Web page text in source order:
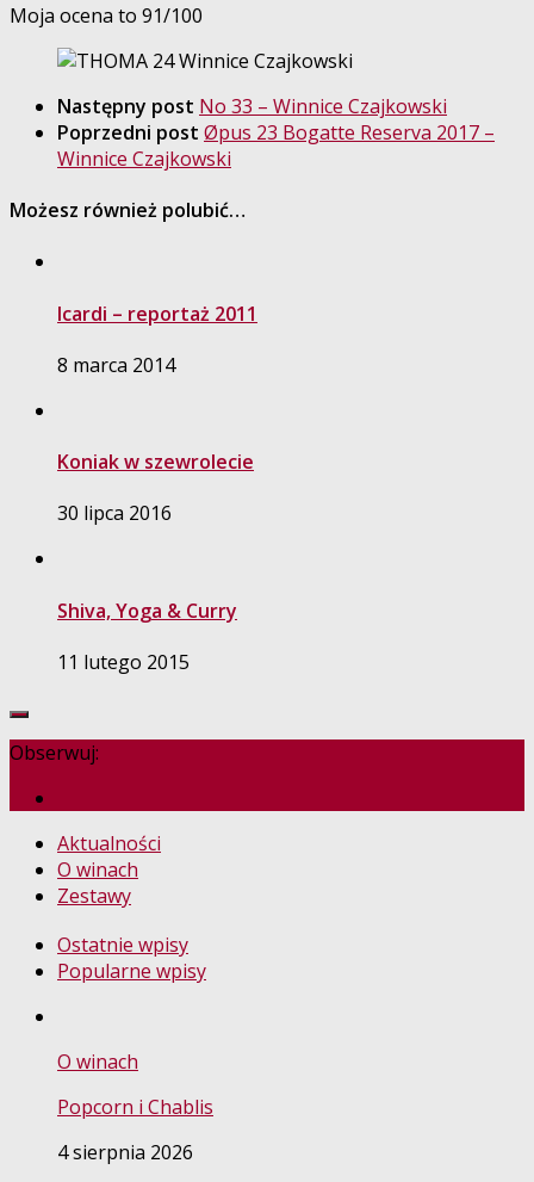
Moja ocena to 91/100
Następny post No 33 – Winnice Czajkowski
Poprzedni post Øpus 23 Bogatte Reserva 2017 –
Winnice Czajkowski
Możesz również polubić…
Icardi – reportaż 2011
8 marca 2014
Koniak w szewrolecie
30 lipca 2016
Shiva, Yoga & Curry
11 lutego 2015
Obserwuj:
Aktualności
O winach
Zestawy
Ostatnie wpisy
Popularne wpisy
O winach
Popcorn i Chablis
4 sierpnia 2026